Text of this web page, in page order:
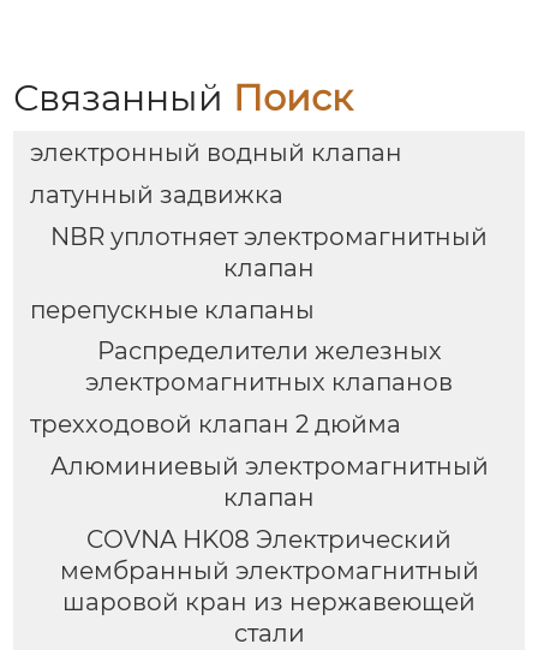
Связанный Поиск
электронный водный клапан
латунный задвижка
NBR уплотняет электромагнитный
клапан
перепускные клапаны
Распределители железных
электромагнитных клапанов
трехходовой клапан 2 дюйма
Алюминиевый электромагнитный
клапан
COVNA HK08 Электрический
мембранный электромагнитный
шаровой кран из нержавеющей
стали